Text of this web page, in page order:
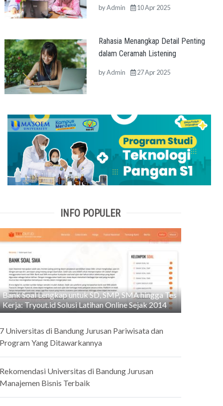
byAdmin 10 Apr 2025
Rahasia Menangkap Detail Penting
dalam Ceramah Listening
byAdmin 27 Apr 2025
INFO POPULER
Bank Soal Lengkap untuk SD, SMP, SMA hingga Tes
Kerja: Tryout.id Solusi Latihan Online Sejak 2014
Universitas di Bandung Jurusan Pariwisata dan
Yang Ditawarkannya
Universitas di Bandung Jurusan
Bisnis Terbaik